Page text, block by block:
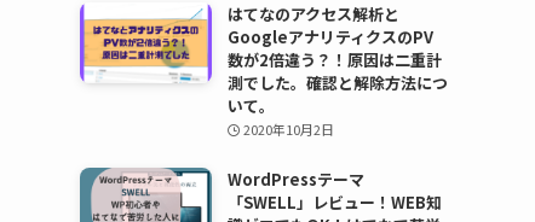
はてなのアクセス解析と
GoogleアナリティクスのPV
数が2倍違う？！原因は二重計
測でした。確認と解除方法につ
いて。
2020年10月2日
WordPressテーマ
「SWELL」レビュー！WEB知